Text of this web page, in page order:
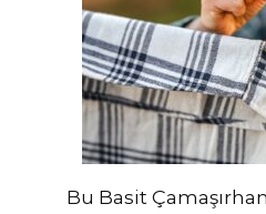
Bu Basit